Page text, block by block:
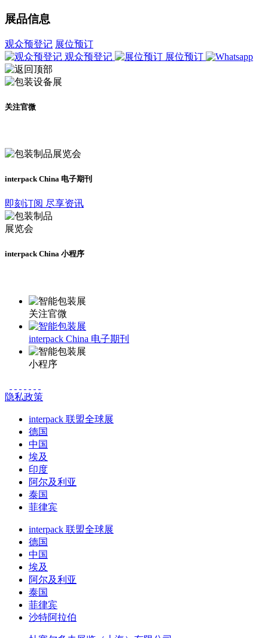
展品信息
观众预登记 展位预订
观众预登记
展位预订
关注官微
interpack China 电子期刊
即刻订阅 尽享资讯
interpack China 小程序
关注官微
interpack China 电子期刊
小程序
隐私政策
interpack 联盟全球展
德国
中国
埃及
印度
阿尔及利亚
泰国
菲律宾
interpack 联盟全球展
德国
中国
埃及
阿尔及利亚
泰国
菲律宾
沙特阿拉伯